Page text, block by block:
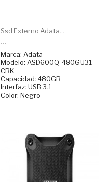
Ssd Externo Adata...
```
Marca: Adata
Modelo: ASD600Q-480GU31-
CBK
Capacidad: 480GB
Interfaz: USB 3.1
Color: Negro